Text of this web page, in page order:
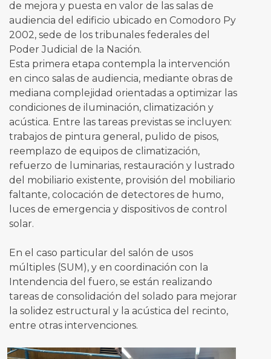
de mejora y puesta en valor de las salas de
audiencia del edificio ubicado en Comodoro Py
2002, sede de los tribunales federales del
Poder Judicial de la Nación.
Esta primera etapa contempla la intervención
en cinco salas de audiencia, mediante obras de
mediana complejidad orientadas a optimizar las
condiciones de iluminación, climatización y
acústica. Entre las tareas previstas se incluyen:
trabajos de pintura general, pulido de pisos,
reemplazo de equipos de climatización,
refuerzo de luminarias, restauración y lustrado
del mobiliario existente, provisión del mobiliario
faltante, colocación de detectores de humo,
luces de emergencia y dispositivos de control
solar.
En el caso particular del salón de usos
múltiples (SUM), y en coordinación con la
Intendencia del fuero, se están realizando
tareas de consolidación del solado para mejorar
la solidez estructural y la acústica del recinto,
entre otras intervenciones.